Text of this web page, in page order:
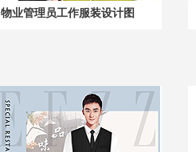
物业管理员工作服装设计图